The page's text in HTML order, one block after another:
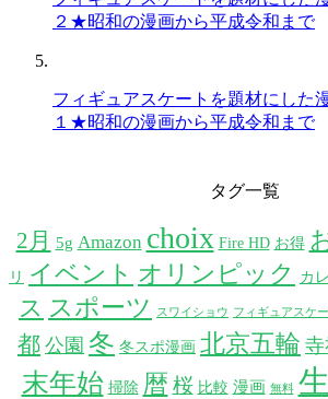
２★昭和の漫画から平成令和まで
フィギュアスケートを題材にした
１★昭和の漫画から平成令和まで
タグ一覧
2月 5g Amazon choix Fire HD お得
リ イベント オリンピック カ
ス スポーツ スワイショウ フィギュアスケ
都 公園 冬 冬スポ漫画 北京五輪 寺
末年始 掃除 暦 桜 比較 漫画 無料